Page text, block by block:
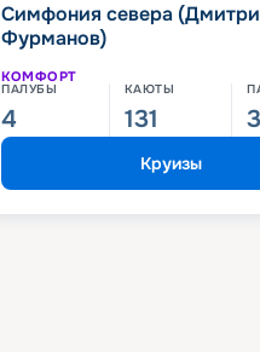
Симфония севера
Фурманов)
КОМФОРТ
ПАЛУБЫ
4
КАЮТЫ
131
Круизы